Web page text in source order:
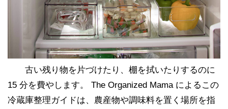
古い残り物を片づけたり、棚を拭いたりするのに
15 分を費やします。 The Organized Mama によるこの
冷蔵庫整理ガイドは、農産物や調味料を置く場所を指